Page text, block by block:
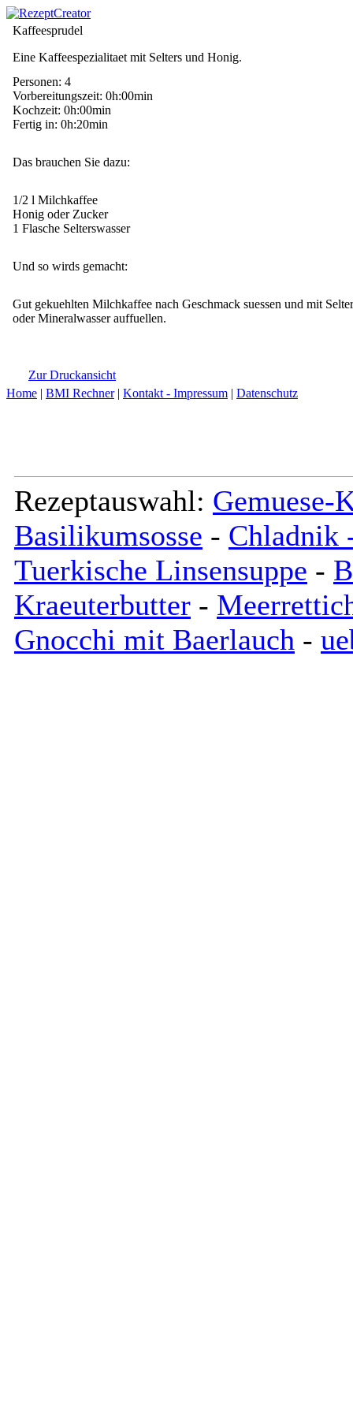
Kaffeesprudel
Eine Kaffeespezialitaet mit Selters und Honig.
Personen: 4
Vorbereitungszeit: 0h:00min
Kochzeit: 0h:00min
Fertig in: 0h:20min
Das brauchen Sie dazu:
1/2 l Milchkaffee
Honig oder Zucker
1 Flasche Selterswasser
Und so wirds gemacht:
Gut gekuehlten Milchkaffee nach Geschmack suessen und mit
oder Mineralwasser auffuellen.
Zur Druckansicht
Home | BMI Rechner| Kontakt - Impressum | Datenschutz
Rezeptauswahl: Gemuese-
Basilikumsosse - Chladnik
Tuerkische Linsensuppe -
Kraeuterbutter -
Gnocchi mit Baerlauch -